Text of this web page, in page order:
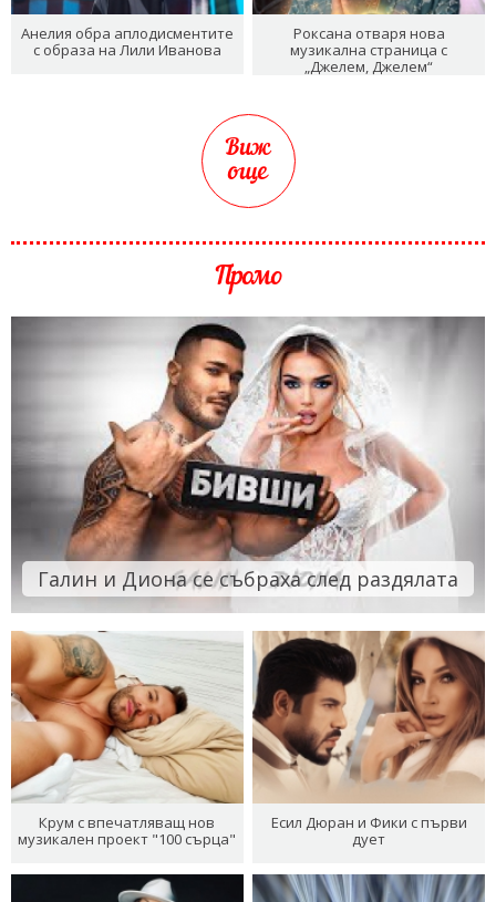
Анелия обра аплодисментите
с образа на Лили Иванова
Роксана отваря нова
музикална страница с
„Джелем, Джелем“
Виж
още
Промо
Галин и Диона се събраха след раздялата
Крум с впечатляващ нов
музикален проект "100 сърца"
Есил Дюран и Фики с първи
дует